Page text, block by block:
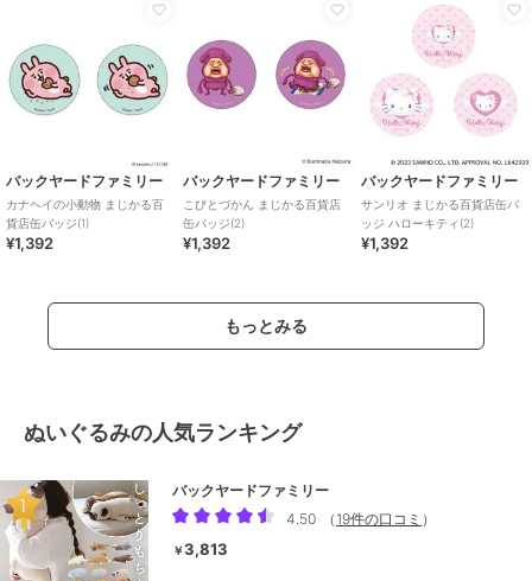
バックヤードファミリー
カナヘイの小動物 まじかる百
貨店缶バッジ(1)
¥1,392
バックヤードファミリー
こびとづかん まじかる百貨店
缶バッジ(2)
¥1,392
バックヤードファミリー
サンリオ まじかる百貨店缶バ
ッジ ハローキティ(2)
¥1,392
もっとみる
ぬいぐるみの人気ランキング
バックヤードファミリー
4.50
（ 19件の口コミ ）
￥3,813